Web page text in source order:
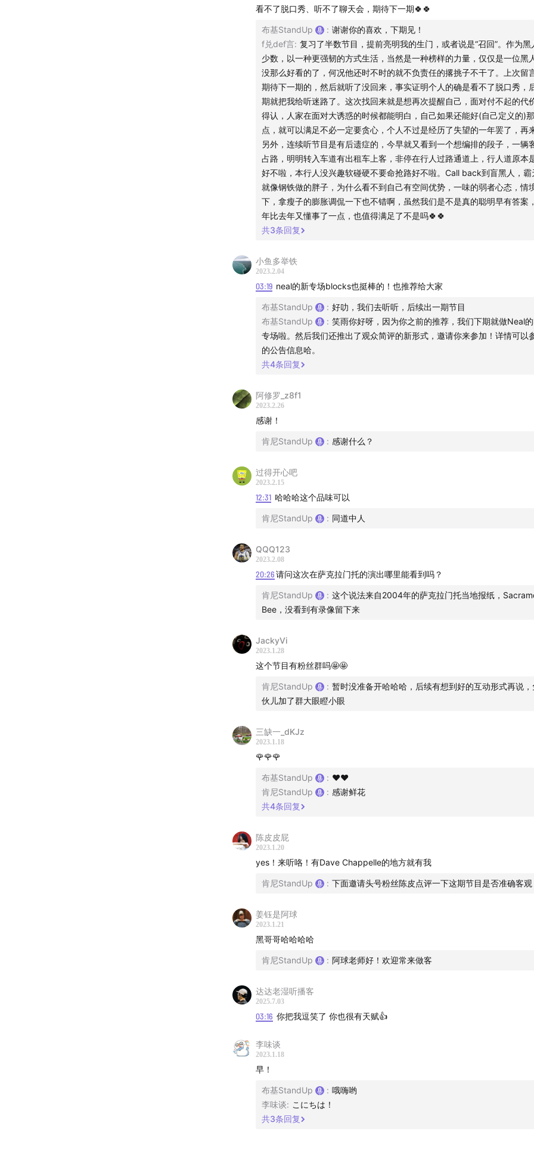
I Love You 兔
｜制作｜
策划/主播：肯尼
策划/后期/文案：布基
感谢收听，欢迎在评论区畅所欲言。
看不了脱口秀、听不了聊天会，期待下一期🍀🍀
布基StandUp : 谢谢你的喜欢，下期见！
f兑def言: 复习了半数节目，提前亮明我的生门，或者说是“召回”。作为黑
少数，以一种更强韧的方式生活，当然是一种榜样的力量，仅仅是一位黑
没那么好看的了，何况他还时不时的就不负责任的撂挑子不干了。上次留
期待下一期的，然后就听了没回来，事实证明个人的确是看不了脱口秀，
期就把我给听迷路了。这次找回来就是想再次提醒自己，面对付不起的代
得认，人家在面对大诱惑的时候都能明白，自己如果还能好(自己定义的)
点，就可以满足不必一定要贪心，个人不过是经历了失望的一年罢了，再
另外，连续听节目是有后遗症的，今早就又看到一个想编排的段子，一辆
占路，明明转入车道有出租车上客，非停在行人过路通道上，行人道原本
好不啦，本行人没兴趣软碰硬不要命抢路好不啦。Call back到盲黑人，霸
就像钢铁做的胖子，为什么看不到自己有空间优势，一味的弱者心态，情
下，拿瘦子的膨胀调侃一下也不错啊，虽然我们是不是真的聪明早有答案
年比去年又懂事了一点，也值得满足了不是吗🍀🍀
共3条回复
小鱼多举铁
2023.2.04
03:19 neal的新专场blocks也挺棒的！也推荐给大家
布基StandUp : 好叻，我们去听听，后续出一期节目
布基StandUp
: 笑雨你好呀，因为你之前的推荐，我们下期就做Neal
专场啦。然后我们还推出了观众简评的新形式，邀请你来参加！详情可以
的公告信息哈。
共4条回复
阿修罗_z8f1
2023.2.26
感谢！
肯尼StandUp : 感谢什么？
过得开心吧
2023.2.15
12:31 哈哈哈这个品味可以
肯尼StandUp : 同道中人
QQQ123
2023.2.08
20:26请问这次在萨克拉门托的演出哪里能看到吗？
肯尼StandUp : 这个说法来自2004年的萨克拉门托当地报纸，
Bee，没看到有录像留下来
JackyVi
2023.1.28
这个节目有粉丝群吗🤩🤩
肯尼StandUp : 暂时没准备开哈哈哈，后续有想到好的互动形式再说
伙儿加了群大眼瞪小眼
三缺一_dKJz
2023.1.18
🌹🌹🌹
布基StandUp : ❤️❤️
肯尼StandUp
: 感谢鲜花
共4条回复
陈皮皮屁
2023.1.20
yes！来听咯！有Dave Chappelle的地方就有我
肯尼StandUp : 下面邀请头号粉丝陈皮点评一下这期节目是否准确客观
姜钰是阿球
2023.1.21
黑哥哥哈哈哈哈
肯尼StandUp : 阿球老师好！欢迎常来做客
达达老湿听播客
2025.7.03
03:16 你把我逗笑了 你也很有天赋👍
李味谈
2023.1.18
早！
布基StandUp : 哦嗨哟
李味谈: こにちは！
共3条回复